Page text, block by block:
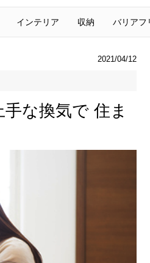
インテリア 収納 バリアフ
2021/04/12
な換気で 住ま